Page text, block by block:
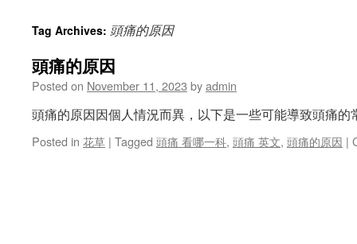
Tag Archives: 頭痛的原因
頭痛的原因
Posted on November 11, 2023 byadmin
頭痛的原因因個人情況而異，以下是一些可能導致頭痛的
Posted in 花草 | Tagged 頭痛 看哪一科, 頭痛 英文, 頭痛的原因 |